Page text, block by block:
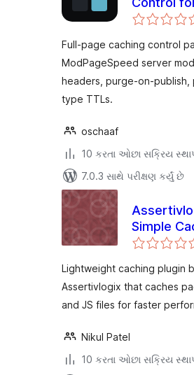
Full-page caching control
ModPageSpeed server
headers, purge-on-publish,
type TTLs.
oschaaf
10 કરતા ઓછા સક્રિય
7.0.3 સાથે પરીક્ષણ કર્યું છે
Simple
Lightweight caching plugin
Assertivlogix that caches
and JS files for faster
Nikul Patel
10 કરતા ઓછા સક્રિય